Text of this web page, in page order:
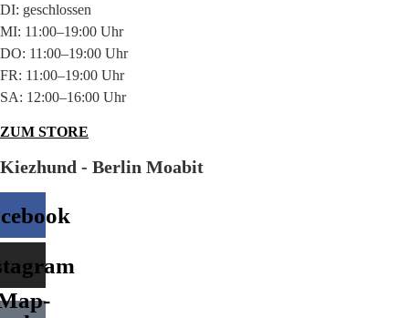
DI: geschlossen
MI: 11:00–19:00 Uhr
DO: 11:00–19:00 Uhr
FR: 11:00–19:00 Uhr
SA: 12:00–16:00 Uhr
ZUM STORE
Kiezhund - Berlin Moabit